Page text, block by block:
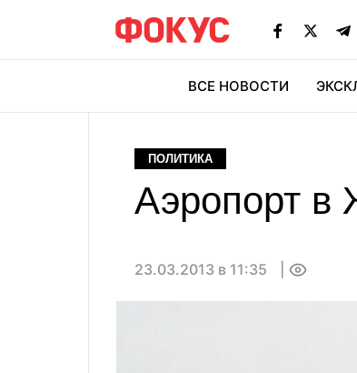
ВСЕ НОВОСТИ
ПОЛИТИКА
Аэропорт в
23.03.2013 в 11:35